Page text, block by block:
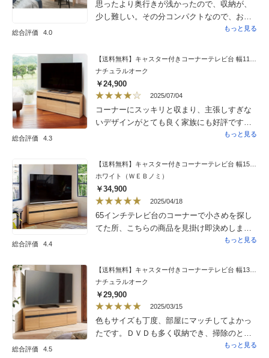
のではないと思います。手持ちの補修剤で軽
総合評価 4.0
思ったより奥行きが浅かったので、収納が、
少し難しい。その分コンパクトなので、お部
もっと見る
総合評価 4.3
ナチュラルオーク
￥24,900
2025/07/04
コーナーにスッキリと収まり、主張しすぎな
いデザインがとても良く家族にも好評です。
組立も比較的簡単でした。買い替えたテレビ
で、使っていたテレビ台では対応出来なくて
急いで選んだのですが、こちらのテレビ台で
もギリギリのサイズでした。きちんと測れて
いない自分のミスなのですが、その為星一つ
マイナスです。組み立てる前に気付いて、サ
イズ交換をしていれば星５つの商品です。
もっと見る
総合評価 4.4
【送料無料】キャスター付きコーナーテレビ台 幅150高さ44cm ロータイプ
ホワイト（ＷＥＢノミ）
￥34,900
2025/04/18
65インチテレビ台のコーナーで小さめを探し
てた所、こちらの商品を見掛け即決めしまし
た。何より細かい配慮のある角の丸みやキャ
良かったです。
もっと見る
総合評価 4.5
【送料無料】キャスター付きコーナーテレビ台 幅130高さ44cm ロータイプ
ナチュラルオーク
￥29,900
2025/03/15
色もサイズも丁度、部屋にマッチしてよかっ
たです。ＤＶＤも多く収納でき、掃除のとき
もっと見る